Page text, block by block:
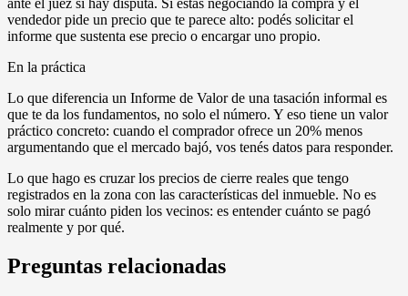
ante el juez si hay disputa. Si estás negociando la compra y el
vendedor pide un precio que te parece alto: podés solicitar el
informe que sustenta ese precio o encargar uno propio.
En la práctica
Lo que diferencia un Informe de Valor de una tasación informal es
que te da los fundamentos, no solo el número. Y eso tiene un valor
práctico concreto: cuando el comprador ofrece un 20% menos
argumentando que el mercado bajó, vos tenés datos para responder.
Lo que hago es cruzar los precios de cierre reales que tengo
registrados en la zona con las características del inmueble. No es
solo mirar cuánto piden los vecinos: es entender cuánto se pagó
realmente y por qué.
Preguntas relacionadas